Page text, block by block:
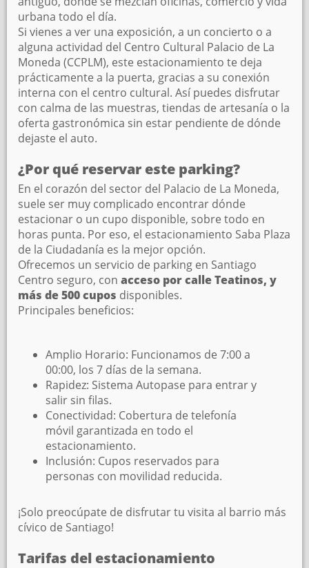
urbana todo el día.
Si vienes a ver una exposición, a un concierto o a
alguna actividad del Centro Cultural Palacio de La
Moneda (CCPLM), este estacionamiento te deja
prácticamente a la puerta, gracias a su conexión
interna con el centro cultural. Así puedes disfrutar
con calma de las muestras, tiendas de artesanía o la
oferta gastronómica sin estar pendiente de dónde
dejaste el auto.
¿Por qué reservar este parking?
En el corazón del sector del Palacio de La Moneda,
suele ser muy complicado encontrar dónde
estacionar o un cupo disponible, sobre todo en
horas punta. Por eso, el estacionamiento Saba Plaza
de la Ciudadanía es la mejor opción.
Ofrecemos un servicio de parking en Santiago
Centro seguro, con acceso por calle Teatinos, y
más de 500 cupos disponibles.
Principales beneficios:
Amplio Horario: Funcionamos de 7:00 a
00:00, los 7 días de la semana.
Rapidez: Sistema Autopase para entrar y
salir sin filas.
Conectividad: Cobertura de telefonía
móvil garantizada en todo el
estacionamiento.
Inclusión: Cupos reservados para
personas con movilidad reducida.
¡Solo preocúpate de disfrutar tu visita al barrio más
cívico de Santiago!
Tarifas del estacionamiento